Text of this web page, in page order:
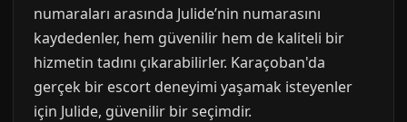
numaraları arasında Julide’nin numarasını
kaydedenler, hem güvenilir hem de kaliteli bir
hizmetin tadını çıkarabilirler. Karaçoban'da
gerçek bir escort deneyimi yaşamak isteyenler
için Julide, güvenilir bir seçimdir.